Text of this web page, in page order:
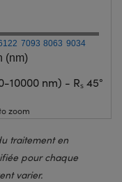
(nm)
7093 8063 9034
nm) - Rₛ 45°
zoom
traitement en
pour chaque
varier.